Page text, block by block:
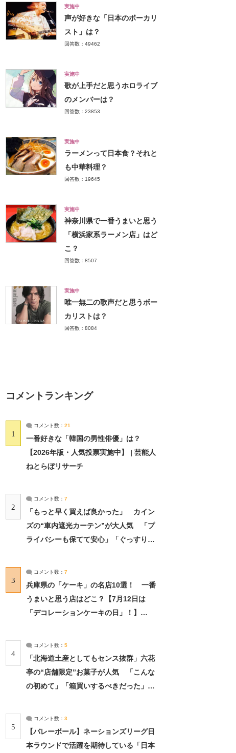
実施中
声が好きな「日本のボーカリ
スト」は？
回答数：49462
実施中
歌が上手だと思うホロライブ
のメンバーは？
回答数：23853
実施中
ラーメンって日本食？それと
も中華料理？
回答数：19645
実施中
神奈川県で一番うまいと思う
「横浜家系ラーメン店」はど
こ？
回答数：8507
実施中
唯一無二の歌声だと思うボー
カリストは？
回答数：8084
コメントランキング
1
コメント数： 21
一番好きな「韓国の男性俳優」は？
【2026年版・人気投票実施中】 | 芸能人
ねとらぼリサーチ
2
コメント数： 7
「もっと早く買えば良かった」 カイン
ズの“車内遮光カーテン”が大人気 「プ
ライバシーも保てて安心」「ぐっすり眠
3
コメント数： 7
兵庫県の「ケーキ」の名店10選！ 一番
うまいと思う店はどこ？【7月12日は
「デコレーションケーキの日」！】
4
コメント数： 5
「北海道土産としてもセンス抜群」六花
亭の“店舗限定”お菓子が人気 「こんな
の初めて」「箱買いするべきだった」
5
コメント数： 3
【バレーボール】ネーションズリーグ日
本ラウンドで活躍を期待している「日本